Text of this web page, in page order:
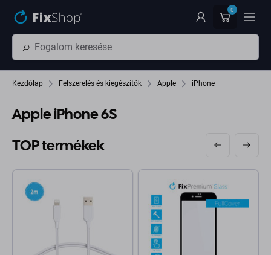
0
Kezdőlap Felszerelés és kiegészítők Apple iPhone
Apple iPhone 6S
TOP termékek